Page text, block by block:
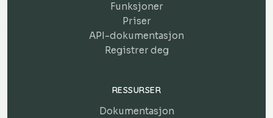
Funksjoner
Priser
API-dokumentasjon
Registrer deg
RESSURSER
Dokumentasjon